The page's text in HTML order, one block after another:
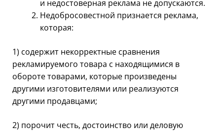
и недостоверная реклама не допускаются.
Недобросовестной признается реклама,
которая:
1) содержит некорректные сравнения
рекламируемого товара с находящимися в
обороте товарами, которые произведены
другими изготовителями или реализуются
другими продавцами;
2) порочит честь, достоинство или деловую